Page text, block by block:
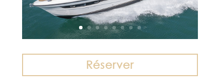
Réserver